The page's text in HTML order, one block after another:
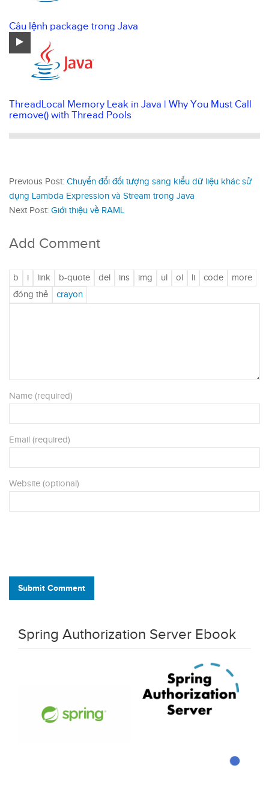
Câu lệnh package trong Java
ThreadLocal Memory Leak in Java | Why You Must Call
remove() with Thread Pools
Previous Post: Chuyển đổi đối tượng sang kiểu dữ liệu khác sử
dụng Lambda Expression và Stream trong Java
Next Post: Giới thiệu về RAML
Add Comment
Name (required)
Email (required)
Website (optional)
Submit Comment
Spring Authorization Server Ebook